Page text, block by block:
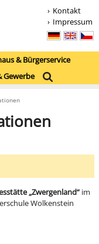
Kontakt
Impressum
& Bürgerservice
Gewerbe
„Zwergenland“im
Wolkenstein